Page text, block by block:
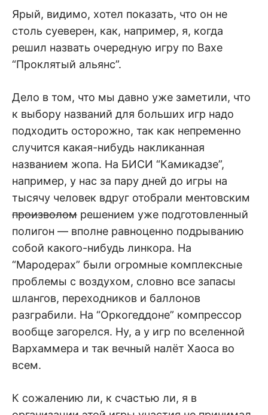
Ярый, видимо, хотел показать, что он не
столь суеверен, как, например, я, когда
решил назвать очередную игру по Вахе
“Проклятый альянс”.
Дело в том, что мы давно уже заметили, что
к выбору названий для больших игр надо
подходить осторожно, так как непременно
случится какая-нибудь накликанная
названием жопа. На БИСИ “Камикадзе”,
например, у нас за пару дней до игры на
тысячу человек вдруг отобрали ментовским
произволом решением уже подготовленный
полигон — вполне равноценно подрыванию
собой какого-нибудь линкора. На
“Мародерах” были огромные комплексные
проблемы с воздухом, словно все запасы
шлангов, переходников и баллонов
разграбили. На “Оркогеддоне” компрессор
вообще загорелся. Ну, а у игр по вселенной
Вархаммера и так вечный налёт Хаоса во
всем.
К сожалению ли, к счастью ли, я в